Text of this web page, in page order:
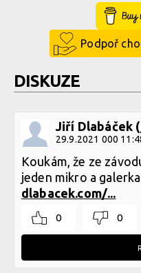
Podpoř
DISKUZE
Jiří Dlabáček
29.9.2021 000
Koukám, že ze
jeden mikro a
dlabacek.com/...
0 0